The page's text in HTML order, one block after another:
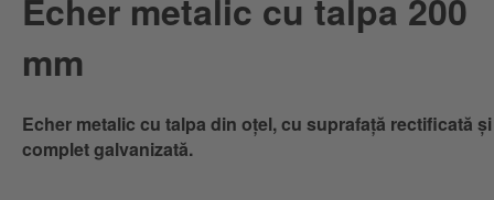
Echer metalic cu talpa 200
mm
Echer metalic cu talpa din oțel, cu suprafață rectificată și
complet galvanizată.